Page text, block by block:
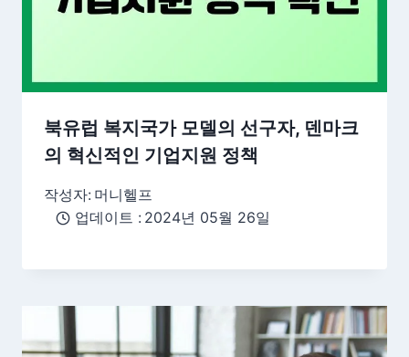
북유럽 복지국가 모델의 선구자, 덴마크
의 혁신적인 기업지원 정책
작성자: 머니헬프
업데이트 : 2024년 05월 26일